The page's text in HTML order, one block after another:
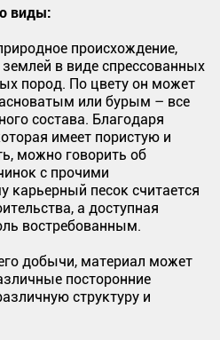
виды:
происхождение,
землей в виде спрессованных
пород. По цвету он может
или бурым – все
состава. Благодаря
имеет пористую и
можно говорить об
с прочими
песок считается
а доступная
востребованным.
добычи, материал может
посторонние
структуру и